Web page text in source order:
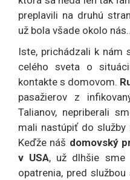
preplavili na druhú
už bola všade okolo nás..
Iste, prichádzali k nám
celého sveta o
kontakte s domovom.
pasažierov z
Talianov, nepriberali
mali nastúpiť do služby
Keďže náš domovský
v USA, už dlhšie sme
opatrenia, pred